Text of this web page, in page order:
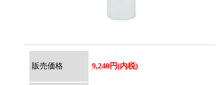
販売価格 9,240円(内税)